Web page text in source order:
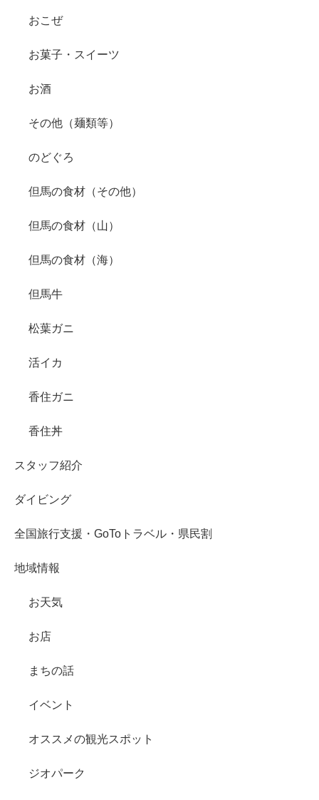
おこぜ
お菓子・スイーツ
お酒
その他（麺類等）
のどぐろ
但馬の食材（その他）
但馬の食材（山）
但馬の食材（海）
但馬牛
松葉ガニ
活イカ
香住ガニ
香住丼
スタッフ紹介
ダイビング
全国旅行支援・GoToトラベル・県民割
地域情報
お天気
お店
まちの話
イベント
オススメの観光スポット
ジオパーク